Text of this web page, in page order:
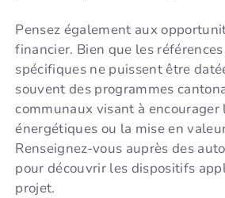
Pensez également aux
financier. Bien que les
spécifiques ne puissent être
souvent des programmes
communaux visant à encourager
énergétiques ou la mise en
Renseignez-vous auprès des
pour découvrir les dispositifs
projet.